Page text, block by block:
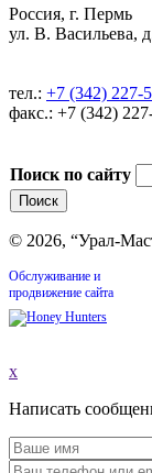
Россия, г. Пермь
ул. В. Васильева,
тел.: +7 (342) 227-
факс.: +7 (342)
Поиск по сайту
© 2026, “Урал-
Обслуживание и
продвижение сайта
x
Написать